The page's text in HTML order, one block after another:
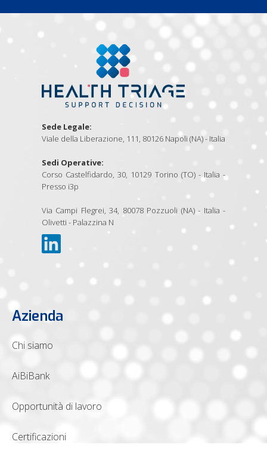
Sede Legale:
Viale della Liberazione, 111, 80126 Napoli (NA) - Italia
Sedi Operative:
Corso Castelfidardo, 30, 10129 Torino (TO) - Italia -
Presso i3p
Via Campi Flegrei, 34, 80078 Pozzuoli (NA) - Italia -
Olivetti - Palazzina N
Azienda
Chi siamo
AiBiBank
Opportunità di lavoro
Certificazioni